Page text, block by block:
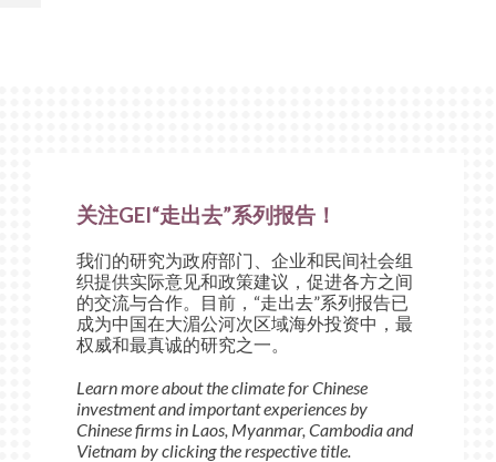
关注GEI“走出去”系列报告！
我们的研究为政府部门、企业和民间社会组
织提供实际意见和政策建议，促进各方之间
的交流与合作。目前，“走出去”系列报告已
成为中国在大湄公河次区域海外投资中，最
权威和最真诚的研究之一。
Learn more about the climate for Chinese
investment and important experiences by
Chinese firms in Laos, Myanmar, Cambodia and
Vietnam by clicking the respective title.